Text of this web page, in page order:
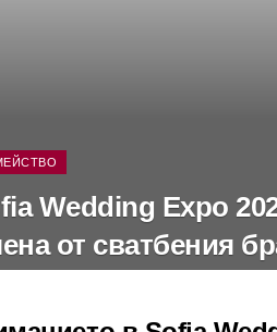
Wedding Expo
от сватбения